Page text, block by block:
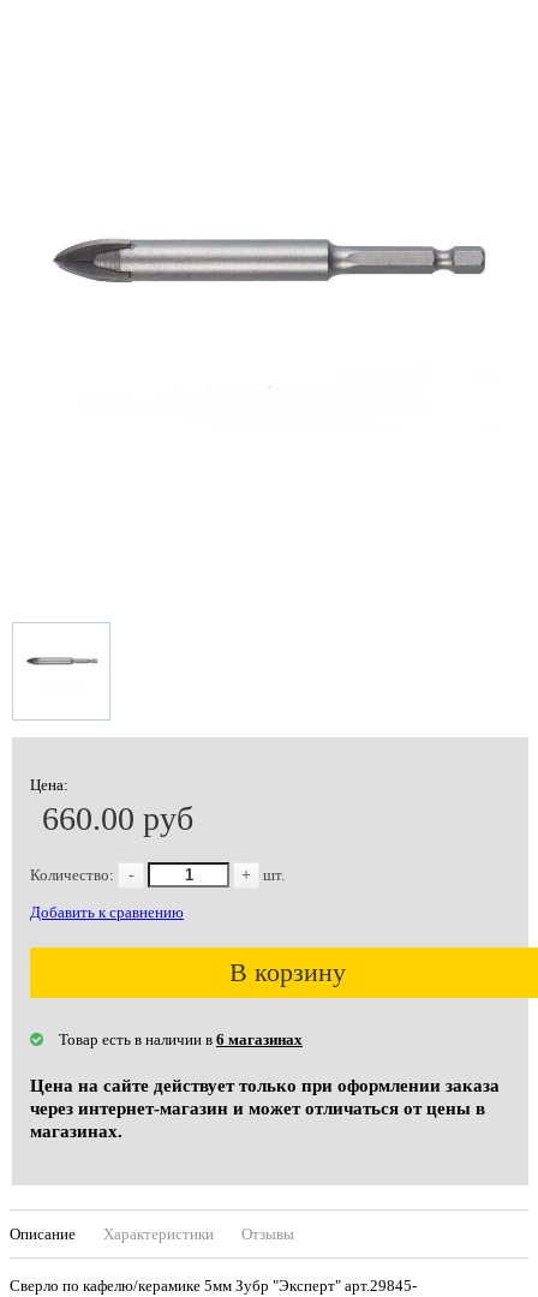
Цена:
660.00 руб
Количество: - + шт.
Добавить к сравнению
В корзину
Товар есть в наличии в 6 магазинах
Цена на сайте действует только при оформлении заказа
через интернет-магазин и может отличаться от цены в
магазинах.
Описание Характеристики Отзывы
Сверло по кафелю/керамике 5мм Зубр "Эксперт" арт.29845-